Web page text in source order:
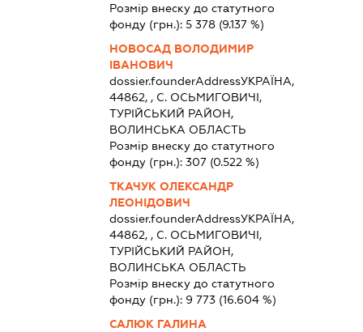
Розмір внеску до статутного
фонду (грн.): 5 378(9.137 %)
НОВОСАД ВОЛОДИМИР
ІВАНОВИЧ
dossier.founderAddressУКРАЇНА,
44862, , С. ОСЬМИГОВИЧІ,
ТУРІЙСЬКИЙ РАЙОН,
ВОЛИНСЬКА ОБЛАСТЬ
Розмір внеску до статутного
фонду (грн.): 307(0.522 %)
ТКАЧУК ОЛЕКСАНДР
ЛЕОНІДОВИЧ
dossier.founderAddressУКРАЇНА,
44862, , С. ОСЬМИГОВИЧІ,
ТУРІЙСЬКИЙ РАЙОН,
ВОЛИНСЬКА ОБЛАСТЬ
Розмір внеску до статутного
фонду (грн.): 9 773(16.604 %)
САЛЮК ГАЛИНА